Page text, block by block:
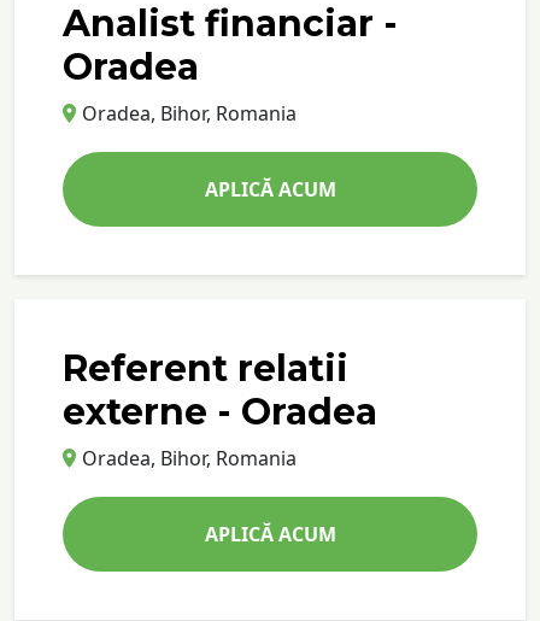
Analist financiar -
Oradea
Oradea, Bihor, Romania
APLICĂ ACUM
Referent relatii
externe - Oradea
Oradea, Bihor, Romania
APLICĂ ACUM